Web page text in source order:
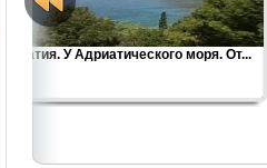
Хорватия. У Адриатического моря. От...